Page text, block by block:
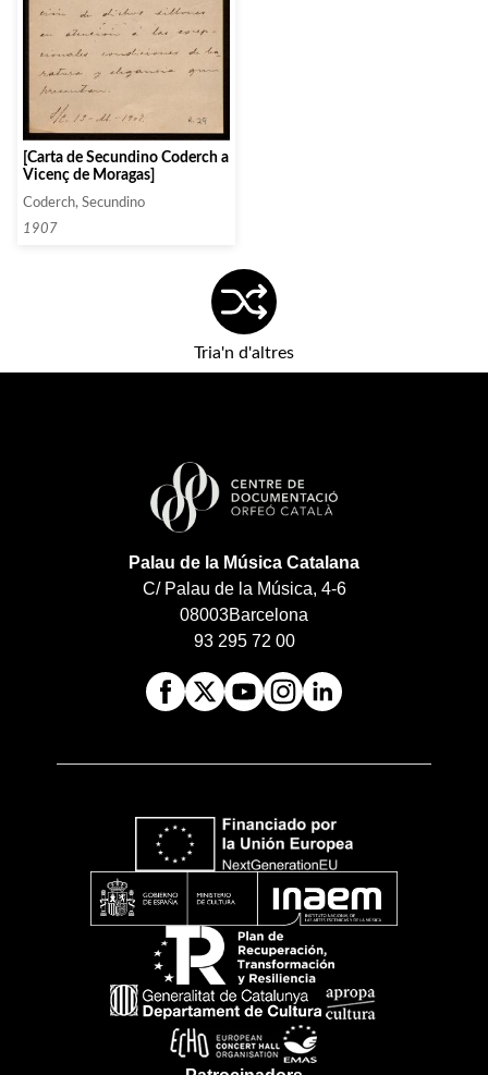
[Carta de Secundino Coderch a
Vicenç de Moragas]
Coderch, Secundino
1907
Tria'n d'altres
Palau de la Música Catalana
C/ Palau de la Música, 4-6
08003Barcelona
93 295 72 00